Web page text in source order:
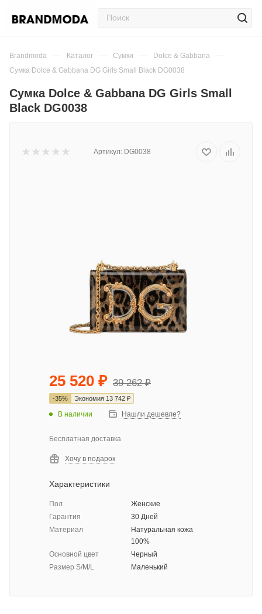
Brandmoda — Каталог — Сумки — Dolce & Gabbana —
Сумка Dolce & Gabbana DG Girls Small Black DG0038
Сумка Dolce & Gabbana DG Girls Small
Black DG0038
Артикул: DG0038
25 520 ₽ 39 262₽
-35% Экономия 13 742 ₽
В наличии Нашли дешевле?
Бесплатная доставка
Хочу в подарок
Характеристики
Пол
Женские
Гарантия
30 Дней
Материал
Натуральная кожа
100%
Основной цвет
Черный
Размер S/M/L
Маленький